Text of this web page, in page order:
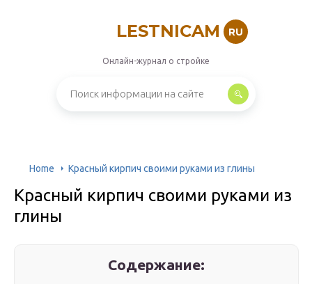
LESTNICAM RU
Онлайн-журнал о стройке
Home Красный кирпич своими руками из глины
Красный кирпич своими руками из
глины
Содержание: